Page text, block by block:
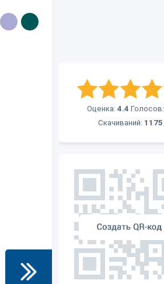
Оценка: 4.4 Голосов:
Скачиваний: 1175